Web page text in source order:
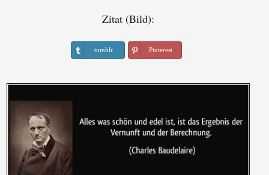
Zitat (Bild):
tumblr Pinterest